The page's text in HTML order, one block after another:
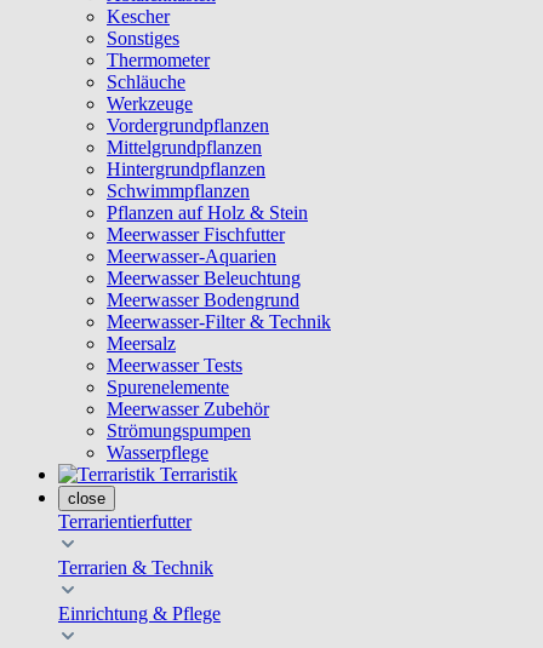
Kescher
Sonstiges
Thermometer
Schläuche
Werkzeuge
Vordergrundpflanzen
Mittelgrundpflanzen
Hintergrundpflanzen
Schwimmpflanzen
Pflanzen auf Holz & Stein
Meerwasser Fischfutter
Meerwasser-Aquarien
Meerwasser Beleuchtung
Meerwasser Bodengrund
Meerwasser-Filter & Technik
Meersalz
Meerwasser Tests
Spurenelemente
Meerwasser Zubehör
Strömungspumpen
Wasserpflege
Terraristik
close
Terrarientierfutter
Terrarien & Technik
Einrichtung & Pflege